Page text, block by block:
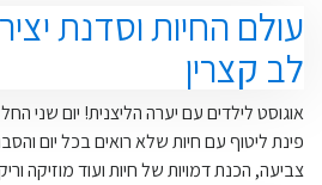
עולם החיות וסדנת
לב קצרין
פינת ליטוף עם חיות שלא רואים בכל יום
צביעה, הכנת דמויות של חיות ועוד מוזיקה